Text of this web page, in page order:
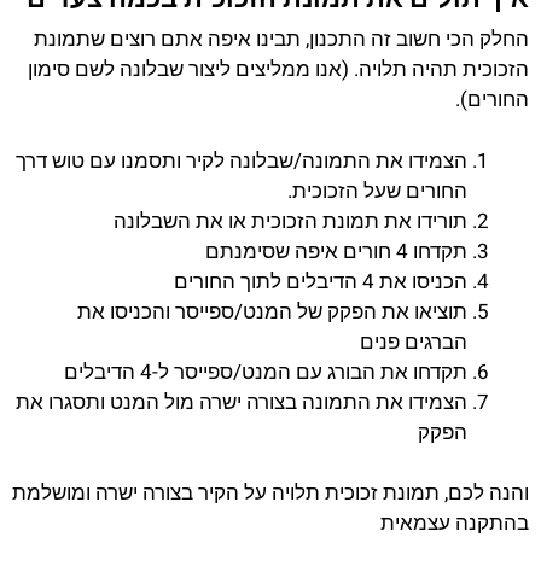
החלק הכי חשוב זה התכנון, תבינו איפה אתם רוצים שתמונת
הזכוכית תהיה תלויה. (אנו ממליצים ליצור שבלונה לשם סימון
החורים).
הצמידו את התמונה/שבלונה לקיר ותסמנו עם טוש דרך
החורים שעל הזכוכית.
תורידו את תמונת הזכוכית או את השבלונה
תקדחו 4 חורים איפה שסימנתם
הכניסו את 4 הדיבלים לתוך החורים
תוציאו את הפקק של המנט/ספייסר והכניסו את
הברגים פנים
תקדחו את הבורג עם המנט/ספייסר ל-4 הדיבלים
הצמידו את התמונה בצורה ישרה מול המנט ותסגרו את
הפקק
והנה לכם, תמונת זכוכית תלויה על הקיר בצורה ישרה ומושלמת
בהתקנה עצמאית